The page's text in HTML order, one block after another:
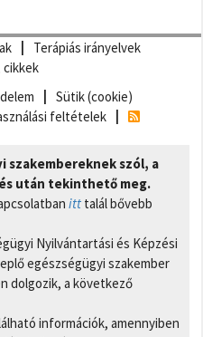
Terápiás irányelvek
cikkek
Sütik (cookie)
feltételek
szakembereknek szól, a
után tekinthető meg.
itt talál bővebb
Nyilvántartási és Képzési
egészségügyi szakember
dolgozik, a következő
információk, amennyiben